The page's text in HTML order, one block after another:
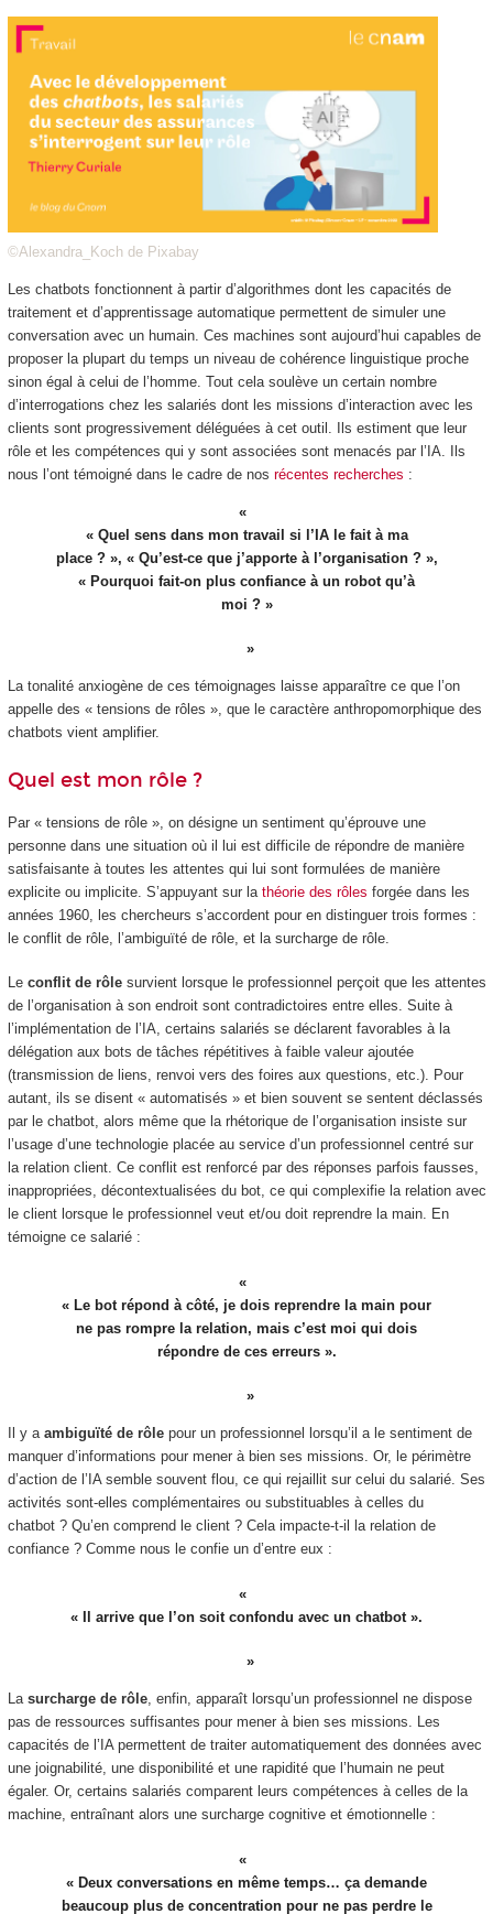
©Alexandra_Koch de Pixabay
Les chatbots fonctionnent à partir d’algorithmes dont les capacités de
traitement et d’apprentissage automatique permettent de simuler une
conversation avec un humain. Ces machines sont aujourd’hui capables de
proposer la plupart du temps un niveau de cohérence linguistique proche
sinon égal à celui de l’homme. Tout cela soulève un certain nombre
d’interrogations chez les salariés dont les missions d’interaction avec les
clients sont progressivement déléguées à cet outil. Ils estiment que leur
rôle et les compétences qui y sont associées sont menacés par l’IA. Ils
nous l’ont témoigné dans le cadre de nos récentes recherches :
« Quel sens dans mon travail si l’IA le fait à ma
place ? », « Qu’est-ce que j’apporte à l’organisation ? »,
« Pourquoi fait-on plus confiance à un robot qu’à
moi ? »
La tonalité anxiogène de ces témoignages laisse apparaître ce que l’on
appelle des « tensions de rôles », que le caractère anthropomorphique des
chatbots vient amplifier.
Quel est mon rôle ?
Par « tensions de rôle », on désigne un sentiment qu’éprouve une
personne dans une situation où il lui est difficile de répondre de manière
satisfaisante à toutes les attentes qui lui sont formulées de manière
explicite ou implicite. S’appuyant sur la théorie des rôles forgée dans les
années 1960, les chercheurs s’accordent pour en distinguer trois formes :
le conflit de rôle, l’ambiguïté de rôle, et la surcharge de rôle.
Le conflit de rôlesurvient lorsque le professionnel perçoit que les attentes
de l’organisation à son endroit sont contradictoires entre elles. Suite à
l’implémentation de l’IA, certains salariés se déclarent favorables à la
délégation aux bots de tâches répétitives à faible valeur ajoutée
(transmission de liens, renvoi vers des foires aux questions, etc.). Pour
autant, ils se disent « automatisés » et bien souvent se sentent déclassés
par le chatbot, alors même que la rhétorique de l’organisation insiste sur
l’usage d’une technologie placée au service d’un professionnel centré sur
la relation client. Ce conflit est renforcé par des réponses parfois fausses,
inappropriées, décontextualisées du bot, ce qui complexifie la relation avec
le client lorsque le professionnel veut et/ou doit reprendre la main. En
témoigne ce salarié :
« Le bot répond à côté, je dois reprendre la main pour
ne pas rompre la relation, mais c’est moi qui dois
répondre de ces erreurs ».
Il y a ambiguïté de rôlepour un professionnel lorsqu’il a le sentiment de
manquer d’informations pour mener à bien ses missions. Or, le périmètre
d’action de l’IA semble souvent flou, ce qui rejaillit sur celui du salarié. Ses
activités sont-elles complémentaires ou substituables à celles du
chatbot ? Qu’en comprend le client ? Cela impacte-t-il la relation de
confiance ? Comme nous le confie un d’entre eux :
« Il arrive que l’on soit confondu avec un chatbot ».
La surcharge de rôle, enfin, apparaît lorsqu’un professionnel ne dispose
pas de ressources suffisantes pour mener à bien ses missions. Les
capacités de l’IA permettent de traiter automatiquement des données avec
une joignabilité, une disponibilité et une rapidité que l’humain ne peut
égaler. Or, certains salariés comparent leurs compétences à celles de la
machine, entraînant alors une surcharge cognitive et émotionnelle :
« Deux conversations en même temps… ça demande
beaucoup plus de concentration pour ne pas perdre le